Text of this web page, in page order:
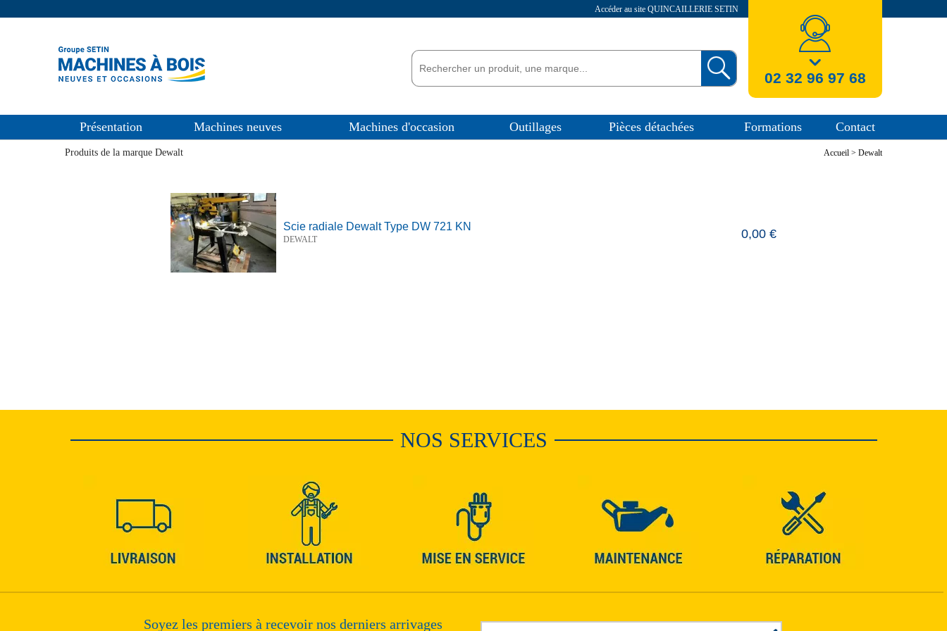
Accéder au site QUINCAILLERIE SETIN
02 32 96 97 68
Présentation Machines neuves Machines d'occasion Outillages Pièces détachées Formations Contact
Produits de la marque Dewalt Accueil > Dewalt
Scie radiale Dewalt Type DW 721 KN
DEWALT 0,00 €
NOS SERVICES
Soyez les premiers à recevoir nos derniers arrivages